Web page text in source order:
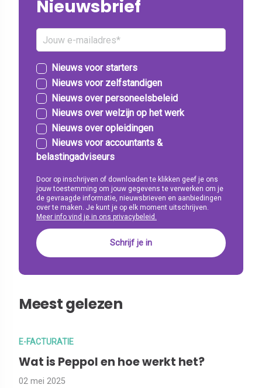
Nieuwsbrief
Nieuws voor starters
Nieuws voor zelfstandigen
Nieuws over personeelsbeleid
Nieuws over welzijn op het werk
Nieuws over opleidingen
Nieuws voor accountants &
belastingadviseurs
Door op inschrijven of downloaden te klikken geef je ons
jouw toestemming om jouw gegevens te verwerken om je
de gevraagde informatie, nieuwsbrieven en aanbiedingen
over te maken. Je kunt je op elk moment uitschrijven.
Meer info vind je in ons privacybeleid.
Meest gelezen
E-FACTURATIE
Wat is Peppol en hoe werkt het?
02 mei 2025